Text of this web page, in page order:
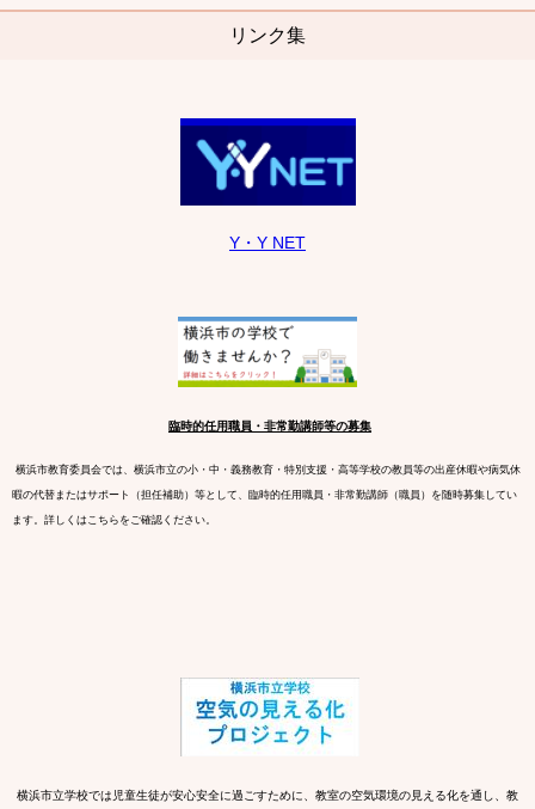
リンク集
Y・Y NET
臨時的任用職員・非常勤講師等の募集
横浜市教育委員会では、横浜市立の小・中・義務教育・特別支援・高等学校の教員等の出産休暇や病気休
暇の代替またはサポート（担任補助）等として、臨時的任用職員・非常勤講師（職員）を随時募集してい
ます。詳しくはこちらをご確認ください。
横浜市立学校では児童生徒が安心安全に過ごすために、教室の空気環境の見える化を通し、教